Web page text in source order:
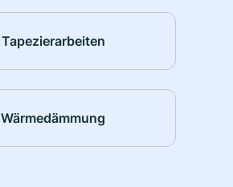
Tapezierarbeiten
Wärmedämmung